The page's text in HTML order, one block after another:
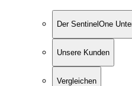
Der SentinelOne
Unsere Kunden
Vergleichen